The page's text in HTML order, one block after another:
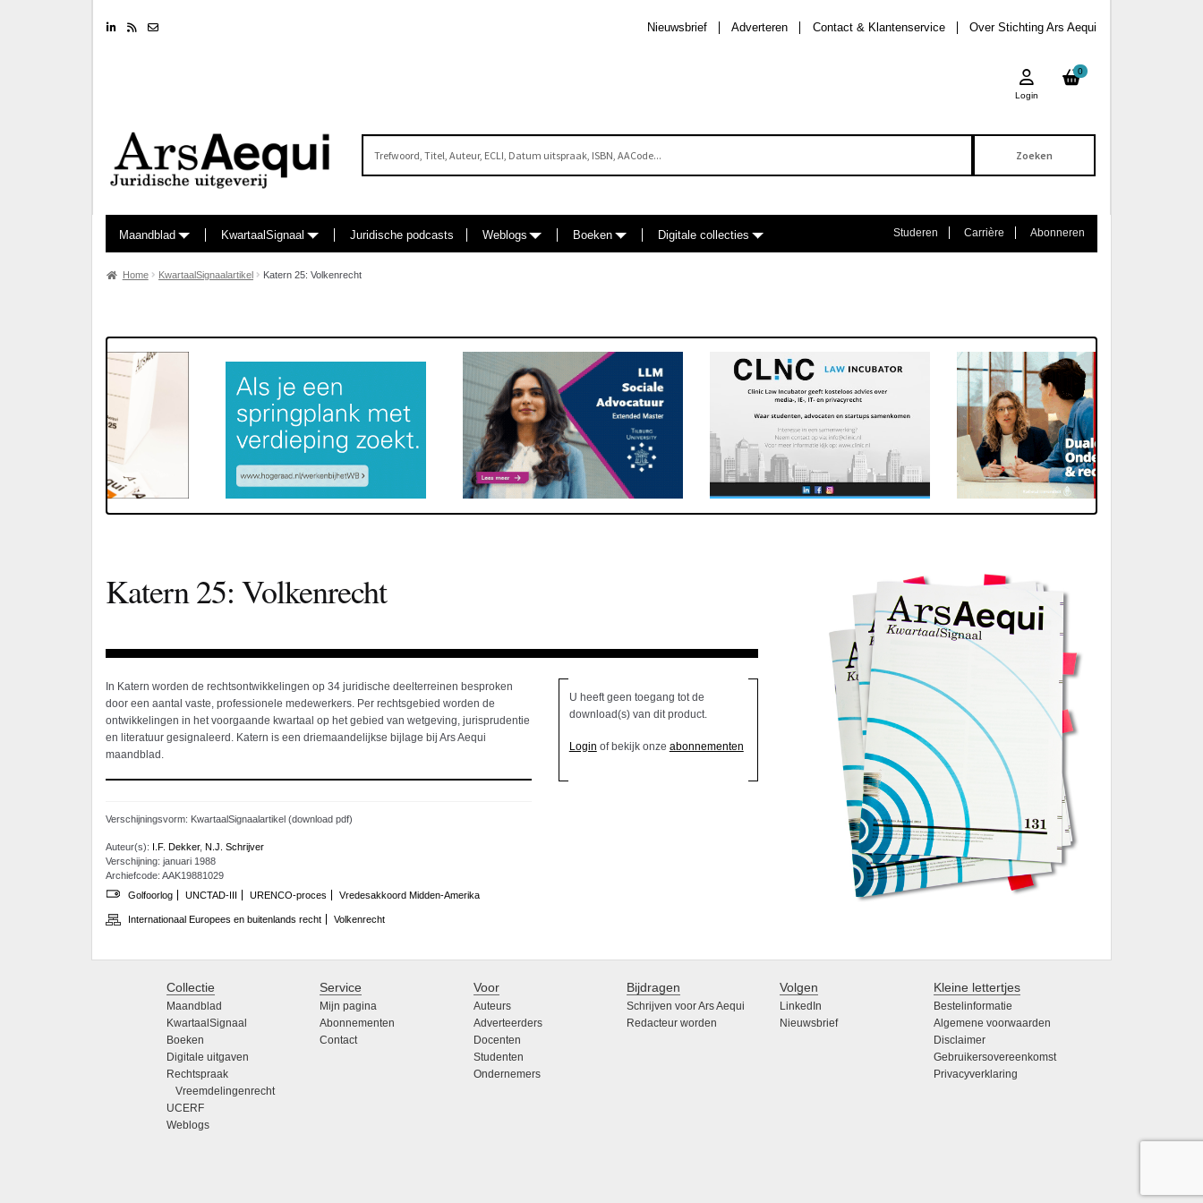
LinkedinRSS feed Over Stichting Ars Aequi
Contact & Klantenservice
Adverteren
Nieuwsbrief
0
Login
Maandblad KwartaalSignaal Juridische podcasts Weblogs Boeken Digitale collecties Studeren Carrière Abonneren
Home KwartaalSignaalartikel Katern 25: Volkenrecht
Katern 25: Volkenrecht
In Katern worden de rechtsontwikkelingen op 34 juridische deelterreinen besproken
door een aantal vaste, professionele medewerkers. Per rechtsgebied worden de
ontwikkelingen in het voorgaande kwartaal op het gebied van wetgeving, jurisprudentie
en literatuur gesignaleerd. Katern is een driemaandelijkse bijlage bij Ars Aequi
maandblad.
Verschijningsvorm: KwartaalSignaalartikel (download pdf)
Auteur(s): I.F. Dekker, N.J. Schrijver
Verschijning: januari 1988
Archiefcode: AAK19881029
Golfoorlog
UNCTAD-III URENCO-proces Vredesakkoord Midden-Amerika
Internationaal Europees en buitenlands recht Volkenrecht
U heeft geen toegang tot de
download(s) van dit product.
Login of bekijk onze abonnementen
Collectie
Maandblad
KwartaalSignaal
Boeken
Digitale uitgaven
Rechtspraak
Vreemdelingenrecht
UCERF
Weblogs
Service
Mijn pagina
Abonnementen
Contact
Voor
Auteurs
Adverteerders
Docenten
Studenten
Ondernemers
Bijdragen
Schrijven voor Ars Aequi
Redacteur worden
Volgen
LinkedIn
Nieuwsbrief
Kleine lettertjes
Bestelinformatie
Algemene voorwaarden
Disclaimer
Gebruikersovereenkomst
Privacyverklaring